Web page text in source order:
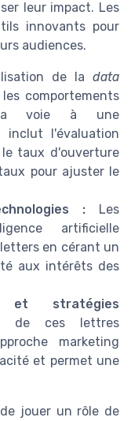
leur impact. Les
innovants pour
audiences.
de ladata
comportements
la voie à une
inclut l'évaluation
taux d'ouverture
pour ajuster le
: Les
artificielle
en cérant un
aux intérêts des
et stratégies
de ces lettres
marketing
et permet une
jouer un rôle de